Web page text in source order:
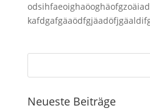
Neueste Beiträge